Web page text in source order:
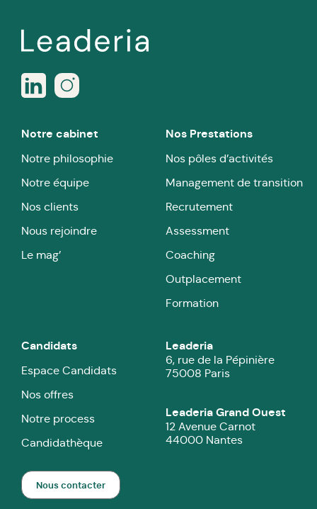
Notre cabinet
Notre philosophie
Notre équipe
Nos clients
Nous rejoindre
Le mag’
Nos Prestations
Nos pôles d’activités
Management de transition
Recrutement
Assessment
Coaching
Outplacement
Formation
Candidats
Espace Candidats
Nos offres
Notre process
Candidathèque
Leaderia
6, rue de la Pépinière
75008 Paris
Leaderia Grand Ouest
12 Avenue Carnot
44000 Nantes
Nous contacter